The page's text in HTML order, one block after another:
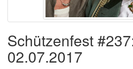
Schützenfest
02.07.2017